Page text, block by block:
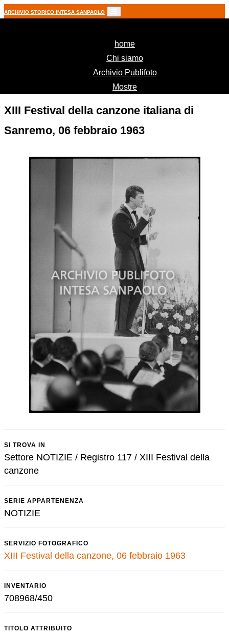
ARCHIVIO STORICO INTESA SANPAOLO
home(current)
Chi siamo
Archivio Publifoto
Mostre
XIII Festival della canzone italiana di
Sanremo, 06 febbraio 1963
SI TROVA IN
Settore NOTIZIE / Registro 117 / XIII Festival della
canzone
SERIE APPARTENENZA
NOTIZIE
SERVIZIO FOTOGRAFICO
XIII Festival della canzone, 06 febbraio 1963
INVENTARIO
708968/450
TITOLO ATTRIBUITO